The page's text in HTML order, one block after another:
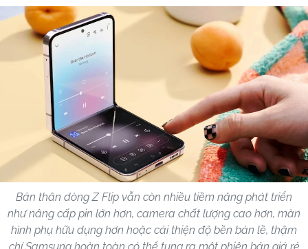
Bản thân dòng Z Flip vẫn còn nhiều tiềm năng phát triển
như nâng cấp pin lớn hơn, camera chất lượng cao hơn, màn
hình phụ hữu dụng hơn hoặc cải thiện độ bền bản lề, thậm